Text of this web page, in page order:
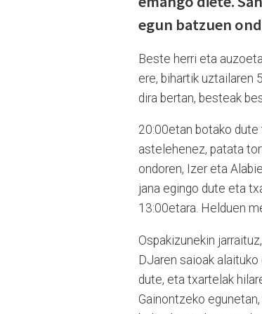
egun batzuen
Beste herri eta
ere, bihartik uztailaren
dira bertan, besteak
20:00etan botako dute
astelehenez, patata
ondoren, Izer eta
jana egingo dute eta
13:00etara. Helduen
Ospakizunekin
DJaren saioak
dute, eta txartelak
Gainontzeko